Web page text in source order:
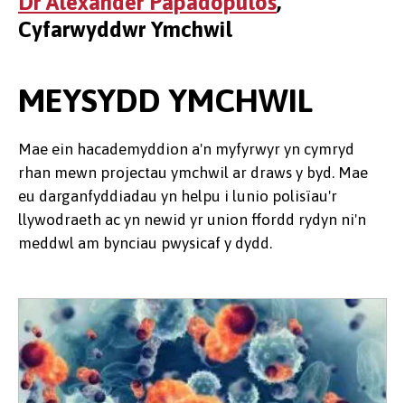
Cyfarwyddwr Ymchwil
MEYSYDD YMCHWIL
Mae ein hacademyddion a'n myfyrwyr yn cymryd
rhan mewn projectau ymchwil ar draws y byd. Mae
eu darganfyddiadau yn helpu i lunio polisïau'r
llywodraeth ac yn newid yr union ffordd rydyn ni'n
meddwl am bynciau pwysicaf y dydd.